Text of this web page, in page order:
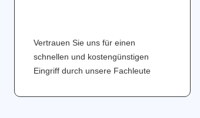
Vertrauen Sie uns für einen
schnellen und kostengünstigen
Eingriff durch unsere Fachleute